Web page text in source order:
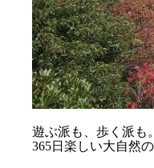
遊ぶ派も、歩く派も。
365日楽しい大自然